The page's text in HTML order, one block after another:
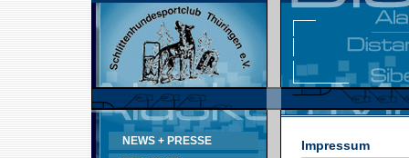
NEWS + PRESSE
Impressum